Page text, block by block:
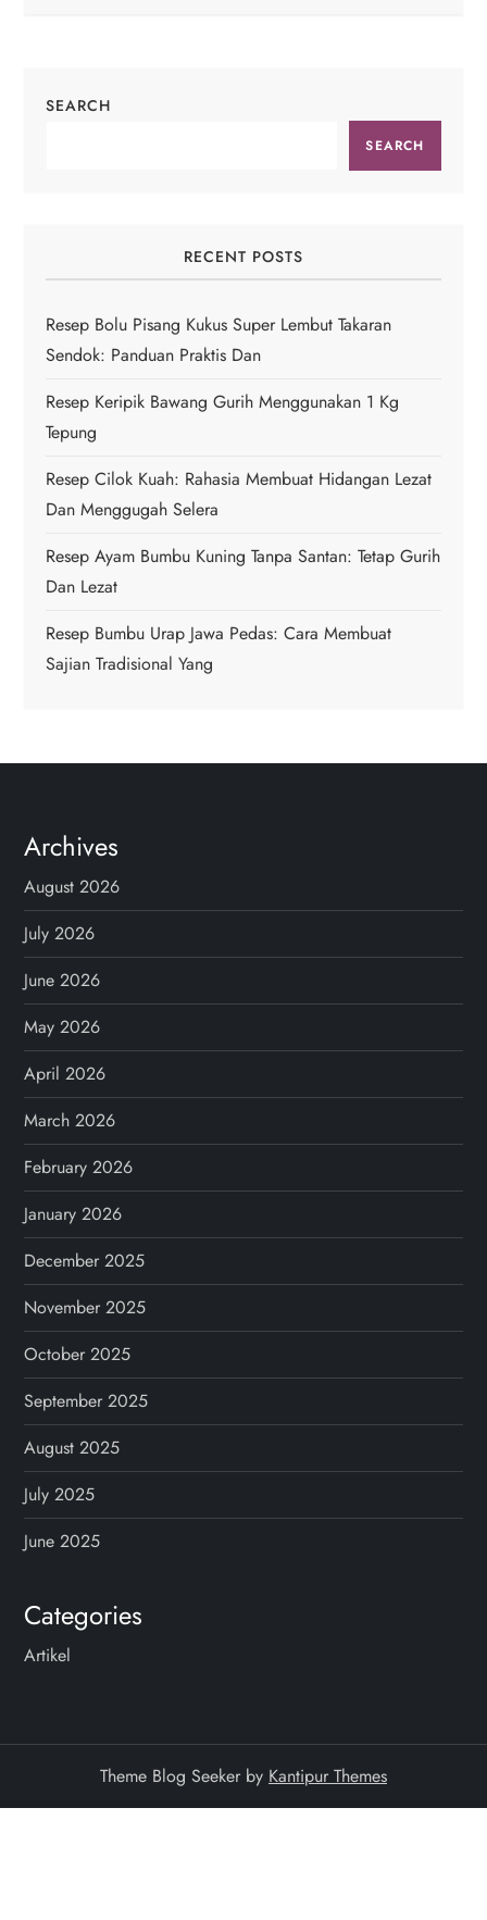
a
g
a
t
i
o
n
SEARCH
SEARCH
RECENT POSTS
Resep Bolu Pisang Kukus Super Lembut Takaran
Sendok: Panduan Praktis Dan
Resep Keripik Bawang Gurih Menggunakan 1 Kg
Tepung
Resep Cilok Kuah: Rahasia Membuat Hidangan Lezat
Dan Menggugah Selera
Resep Ayam Bumbu Kuning Tanpa Santan: Tetap Gurih
Dan Lezat
Resep Bumbu Urap Jawa Pedas: Cara Membuat
Sajian Tradisional Yang
Archives
August 2026
July 2026
June 2026
May 2026
April 2026
March 2026
February 2026
January 2026
December 2025
November 2025
October 2025
September 2025
August 2025
July 2025
June 2025
Categories
Artikel
Theme Blog Seeker by Kantipur Themes